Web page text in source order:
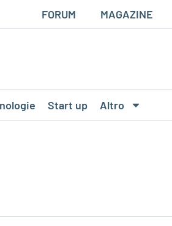
FORUM MAGAZINE
Start up Altro